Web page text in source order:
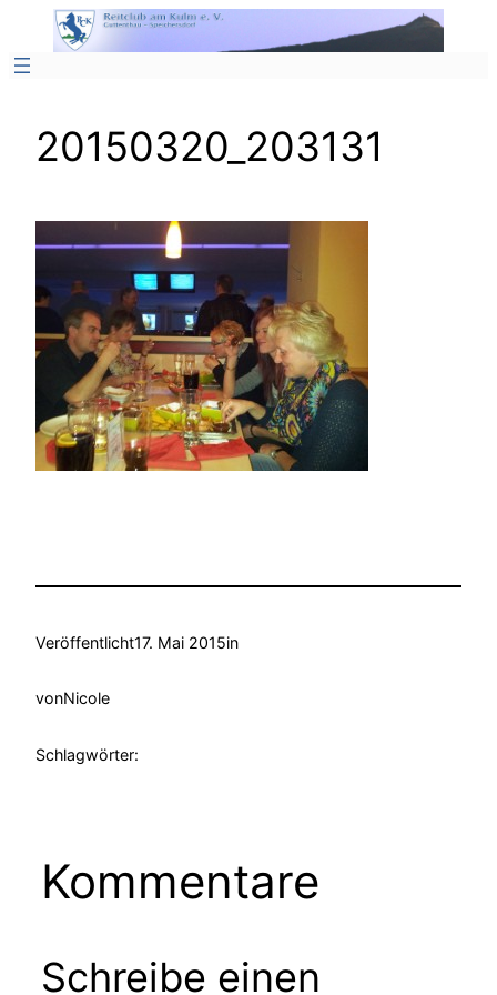
Inhalt
springen
20150320_203131
Veröffentlicht17. Mai 2015in
vonNicole
Schlagwörter:
Kommentare
Schreibe einen